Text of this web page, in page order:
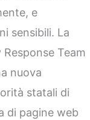
e
sensibili. La
Team
nuova
statali di
di pagine web